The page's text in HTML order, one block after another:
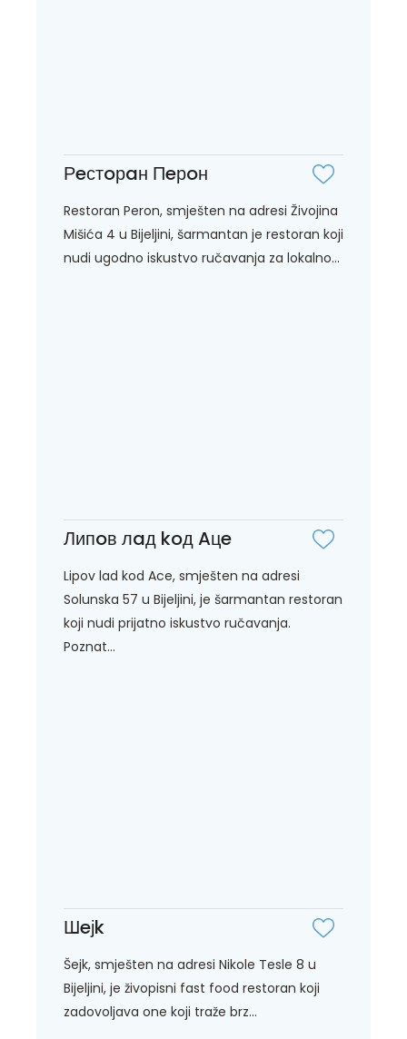
Рeстoрaн Пeрoн
Restoran Peron, smješten na adresi Živojina
Mišića 4 u Bijeljini, šarmantan je restoran koji
nudi ugodno iskustvo ručavanja za lokalno...
Липoв лaд koд Aцe
Lipov lad kod Ace, smješten na adresi
Solunska 57 u Bijeljini, je šarmantan restoran
koji nudi prijatno iskustvo ručavanja.
Poznat...
Шeјk
Šejk, smješten na adresi Nikole Tesle 8 u
Bijeljini, je živopisni fast food restoran koji
zadovoljava one koji traže brz...